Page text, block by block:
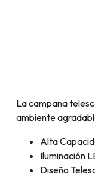
La campana
ambiente
Alta
Iluminación
Diseño